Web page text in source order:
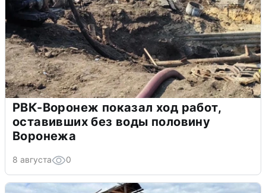
РВК-Воронеж показал ход работ,
оставивших без воды половину
Воронежа
8 августа 0